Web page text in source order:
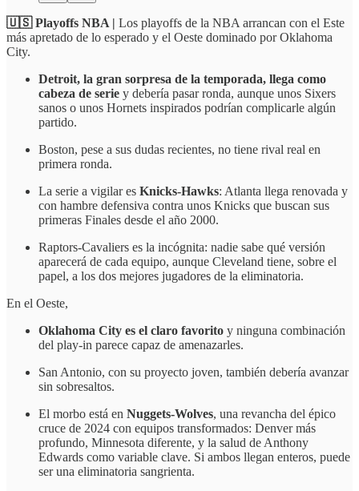
🇺🇸 Playoffs NBA | Los playoffs de la NBA arrancan con el Este
más apretado de lo esperado y el Oeste dominado por Oklahoma
City.
Detroit, la gran sorpresa de la temporada, llega como
cabeza de serie y debería pasar ronda, aunque unos Sixers
sanos o unos Hornets inspirados podrían complicarle algún
partido.
Boston, pese a sus dudas recientes, no tiene rival real en
primera ronda.
La serie a vigilar es Knicks-Hawks: Atlanta llega renovada y
con hambre defensiva contra unos Knicks que buscan sus
primeras Finales desde el año 2000.
Raptors-Cavaliers es la incógnita: nadie sabe qué versión
aparecerá de cada equipo, aunque Cleveland tiene, sobre el
papel, a los dos mejores jugadores de la eliminatoria.
En el Oeste,
Oklahoma City es el claro favorito y ninguna combinación
del play-in parece capaz de amenazarles.
San Antonio, con su proyecto joven, también debería avanzar
sin sobresaltos.
El morbo está en Nuggets-Wolves, una revancha del épico
cruce de 2024 con equipos transformados: Denver más
profundo, Minnesota diferente, y la salud de Anthony
Edwards como variable clave. Si ambos llegan enteros, puede
ser una eliminatoria sangrienta.